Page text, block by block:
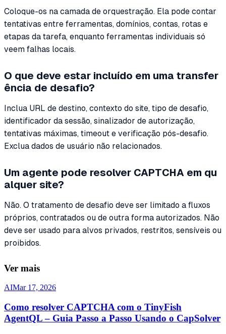
Coloque-os na camada de orquestração. Ela pode contar
tentativas entre ferramentas, domínios, contas, rotas e
etapas da tarefa, enquanto ferramentas individuais só
veem falhas locais.
O que deve estar incluído em uma transfer
ência de desafio?
Inclua URL de destino, contexto do site, tipo de desafio,
identificador da sessão, sinalizador de autorização,
tentativas máximas, timeout e verificação pós-desafio.
Exclua dados de usuário não relacionados.
Um agente pode resolver CAPTCHA em qu
alquer site?
Não. O tratamento de desafio deve ser limitado a fluxos
próprios, contratados ou de outra forma autorizados. Não
deve ser usado para alvos privados, restritos, sensíveis ou
proibidos.
Ver mais
AIMar 17, 2026
Como resolver CAPTCHA com o TinyFish
AgentQL – Guia Passo a Passo Usando o CapSolver